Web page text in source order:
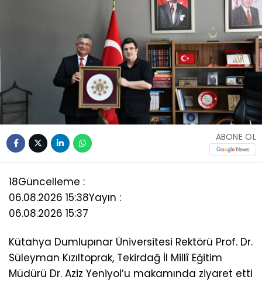
ABONE OL
18Güncelleme :
06.08.2026 15:38Yayın :
06.08.2026 15:37
Kütahya Dumlupınar Üniversitesi Rektörü Prof. Dr.
Süleyman Kızıltoprak, Tekirdağ İl Millî Eğitim
Müdürü Dr. Aziz Yeniyol’u makamında ziyaret etti